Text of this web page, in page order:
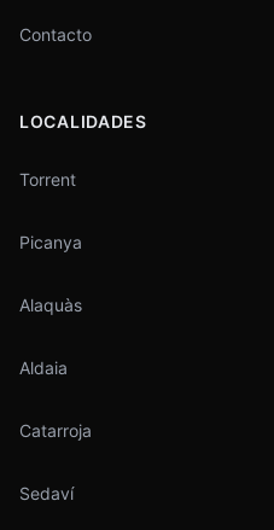
Contacto
LOCALIDADES
Torrent
Picanya
Alaquàs
Aldaia
Catarroja
Sedaví